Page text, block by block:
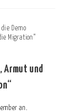
Armut und
an.